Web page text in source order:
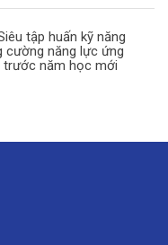
tập huấn kỹ năng
cường năng lực ứng
năm học mới